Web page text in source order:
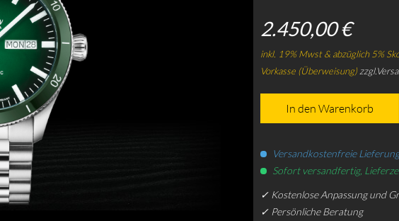
2.450,00 €
inkl. 19% Mwst & abzüglich 5%
Vorkasse (Überweisung)
In den Warenkorb
Versandkostenfreie
Sofort versandfertig,
✓ Kostenlose Anpassung und
✓ Persönliche Beratung